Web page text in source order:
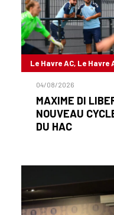
Le Havre AC, Le Havre
04/08/2026
MAXIME DI
NOUVEAU
DU HAC